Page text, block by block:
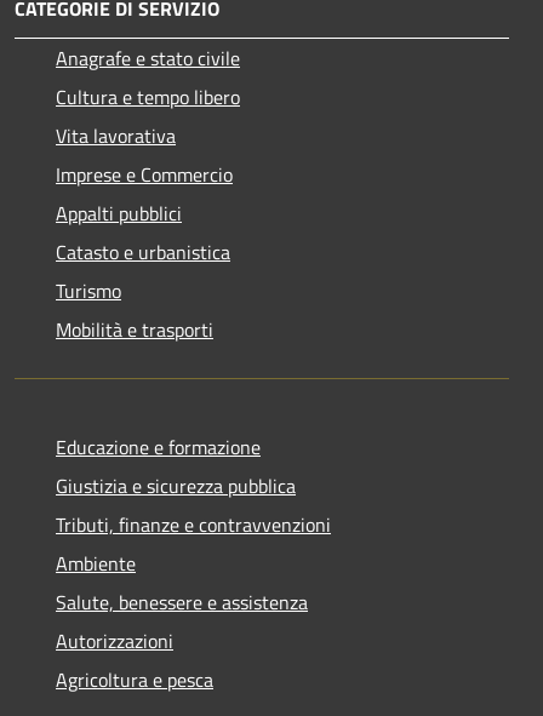
CATEGORIE DI SERVIZIO
Anagrafe e stato civile
Cultura e tempo libero
Vita lavorativa
Imprese e Commercio
Appalti pubblici
Catasto e urbanistica
Turismo
Mobilità e trasporti
Educazione e formazione
Giustizia e sicurezza pubblica
Tributi, finanze e contravvenzioni
Ambiente
Salute, benessere e assistenza
Autorizzazioni
Agricoltura e pesca